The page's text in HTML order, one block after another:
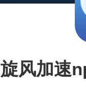
旋风加速